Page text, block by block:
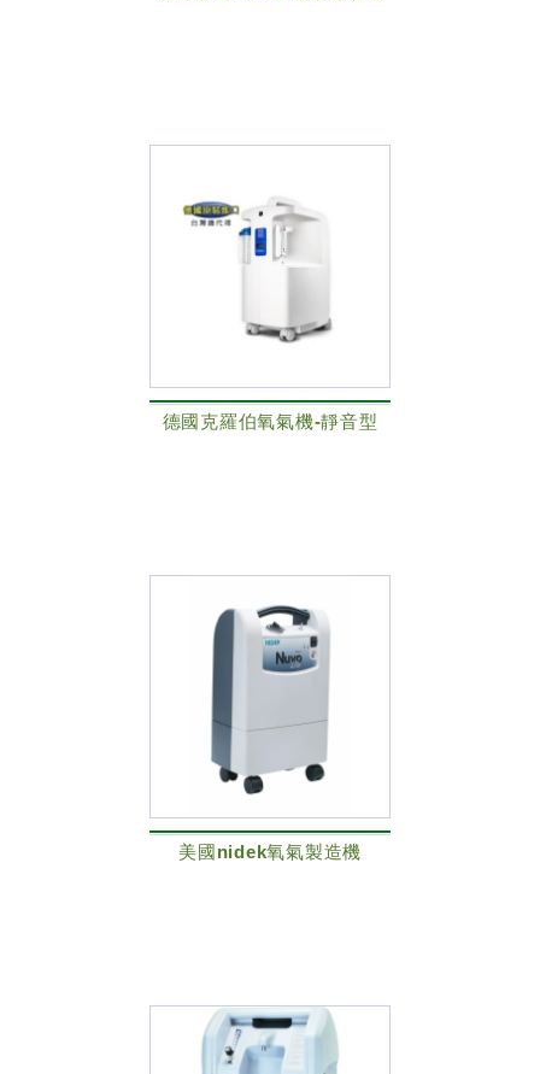
德國克羅伯氧氣機-靜音型
美國nidek氧氣製造機